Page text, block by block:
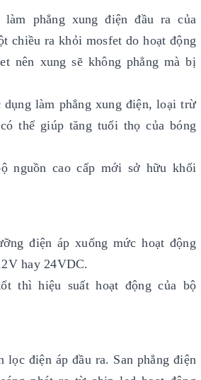
phẳng xung điện đầu ra của
chiều ra khỏi mosfet do hoạt động
nên xung sẽ không phẳng mà bị
làm phẳng xung điện, loại trừ
thể giúp tăng tuổi thọ của bóng
nguồn cao cấp mới sở hữu khối
điện áp xuống mức hoạt động
hay 24VDC.
thì hiệu suất hoạt động của bộ
điện áp đầu ra. San phẳng điện